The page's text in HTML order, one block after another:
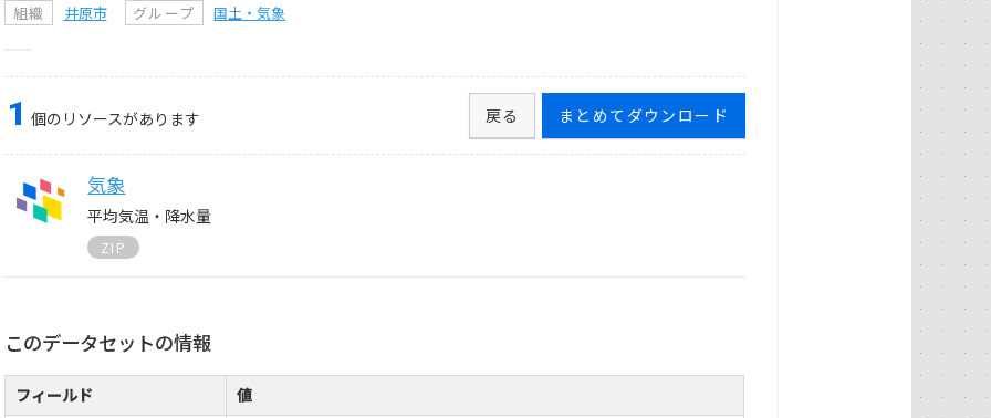
組織 井原市 グループ 国土・気象
1 個のリソースがあります まとめてダウンロード
戻る
気象
平均気温・降水量
ZIP
このデータセットの情報
フィールド
値